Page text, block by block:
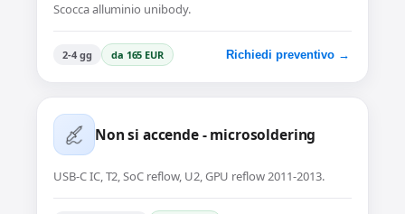
Scocca alluminio unibody.
2-4 gg da 165 EUR Richiedi preventivo →
Non si accende - microsoldering
USB-C IC, T2, SoC reflow, U2, GPU reflow 2011-2013.